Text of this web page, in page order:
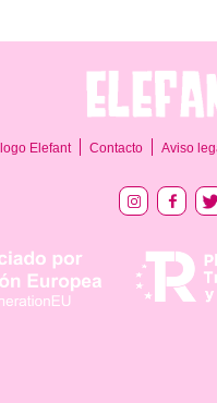
Elefant Contacto Aviso